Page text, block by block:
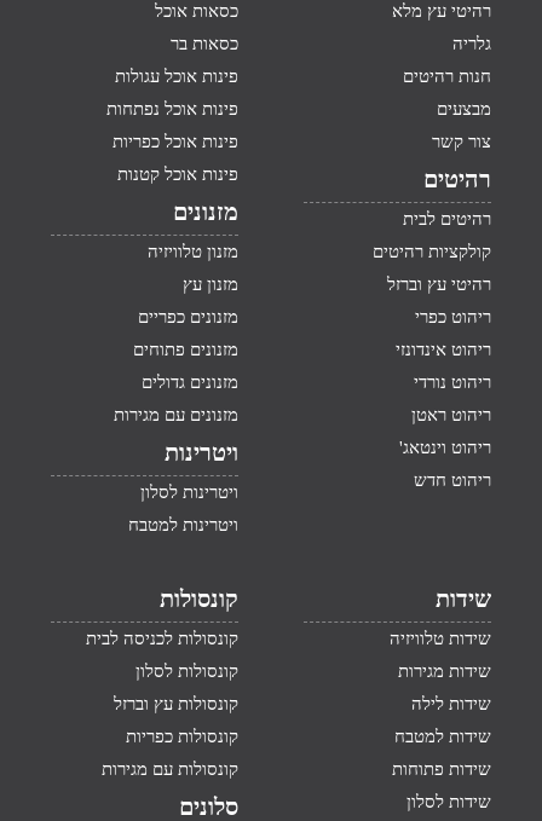
רהיטי עץ מלא
גלריה
חנות רהיטים
מבצעים
צור קשר
רהיטים
רהיטים לבית
קולקציות רהיטים
רהיטי עץ וברזל
ריהוט כפרי
ריהוט אינדונזי
ריהוט נורדי
ריהוט ראטן
ריהוט וינטאג'
ריהוט חדש
כסאות אוכל
כסאות בר
פינות אוכל עגולות
פינות אוכל נפתחות
פינות אוכל כפריות
פינות אוכל קטנות
מזנונים
מזנון טלוויזיה
מזנון עץ
מזנונים כפריים
מזנונים פתוחים
מזנונים גדולים
מזנונים עם מגירות
ויטרינות
ויטרינות לסלון
ויטרינות למטבח
שידות
שידות טלוויזיה
שידות מגירות
שידות לילה
שידות למטבח
שידות פתוחות
שידות לסלון
קונסולות
קונסולות לכניסה לבית
קונסולות לסלון
קונסולות עץ וברזל
קונסולות כפריות
קונסולות עם מגירות
סלונים